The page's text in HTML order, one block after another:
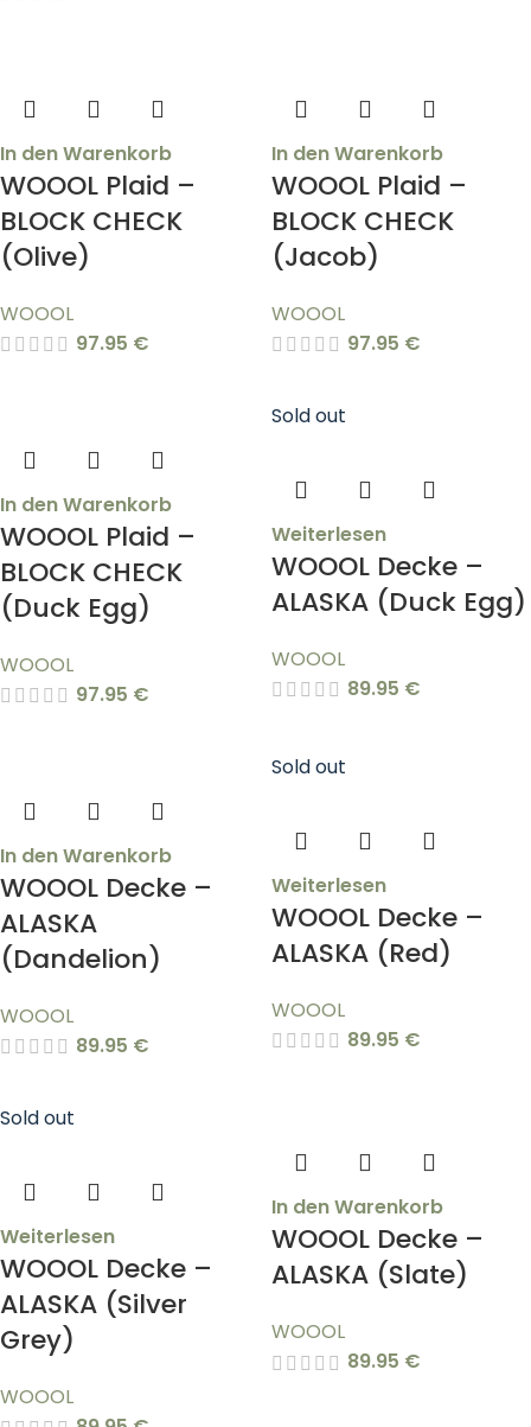
In den Warenkorb
WOOOL Plaid –
BLOCK CHECK
(Olive)
WOOOL
97.95 €
In den Warenkorb
WOOOL Plaid –
BLOCK CHECK
(Jacob)
WOOOL
97.95 €
In den Warenkorb
WOOOL Plaid –
BLOCK CHECK
(Duck Egg)
WOOOL
97.95 €
Sold out
Weiterlesen
WOOOL Decke –
ALASKA (Duck Egg)
WOOOL
89.95 €
In den Warenkorb
WOOOL Decke –
ALASKA
(Dandelion)
WOOOL
89.95 €
Sold out
Weiterlesen
WOOOL Decke –
ALASKA (Red)
WOOOL
89.95 €
Sold out
Weiterlesen
WOOOL Decke –
ALASKA (Silver
Grey)
WOOOL
In den Warenkorb
WOOOL Decke –
ALASKA (Slate)
WOOOL
89.95 €